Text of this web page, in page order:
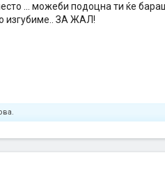
... можеби подоцна ти ќе
изгубиме.. ЗА ЖАЛ!